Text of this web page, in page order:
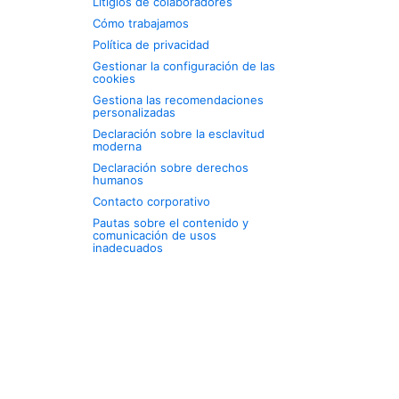
Cómo trabajamos
Política de privacidad
Gestionar la configuración de las
cookies
Gestiona las recomendaciones
personalizadas
Declaración sobre la esclavitud
moderna
Declaración sobre derechos
humanos
Contacto corporativo
Pautas sobre el contenido y
comunicación de usos
inadecuados